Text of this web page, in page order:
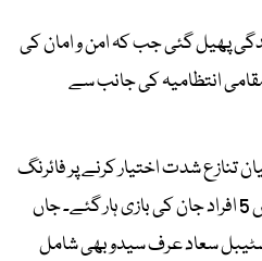
پھیل گئی جب کہ امن و امان کی
انتظامیہ کی جانب سے
تنازع شدت اختیار کرنے پر فائرنگ
کا تبادلہ ہوا جس کے نتیجے میں 5 افراد جان کی بازی ہار گئے۔ جاں
سعاد عرف سیدو بھی شامل